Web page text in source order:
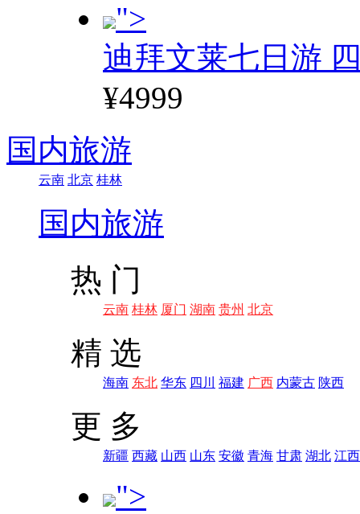
">
迪拜文莱七日游
¥4999
国内旅游
云南 北京 桂林
国内旅游
热 门
云南 桂林 厦门 湖南 贵州 北京
精 选
海南 东北 华东 四川 福建 广西 内蒙古 陕西
更 多
新疆 西藏 山西 山东 安徽 青海 甘肃 湖北 江西
">